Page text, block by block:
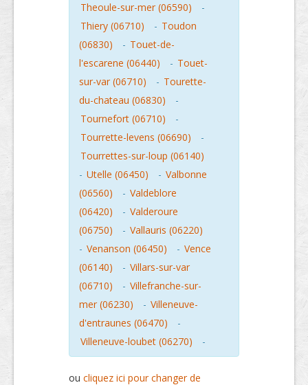
Theoule-sur-mer (06590)
-
Thiery (06710)
- Toudon
(06830)
- Touet-de-
l'escarene (06440)
- Touet-
sur-var (06710)
- Tourette-
du-chateau (06830)
-
Tournefort (06710)
-
Tourrette-levens (06690)
-
Tourrettes-sur-loup (06140)
- Utelle (06450) - Valbonne
(06560)
- Valdeblore
(06420)
- Valderoure
(06750)
- Vallauris (06220)
- Venanson (06450) - Vence
(06140)
- Villars-sur-var
(06710)
- Villefranche-sur-
mer (06230)
- Villeneuve-
d'entraunes (06470)
-
Villeneuve-loubet (06270)
-
ou cliquez ici pour changer de